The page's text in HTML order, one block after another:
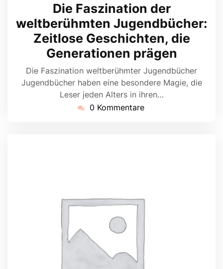
2026
Die Faszination der
weltberühmten Jugendbücher:
Zeitlose Geschichten, die
Generationen prägen
Die Faszination weltberühmter Jugendbücher
Jugendbücher haben eine besondere Magie, die
Leser jeden Alters in ihren…
0 Kommentare